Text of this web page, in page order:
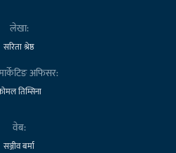
लेखा:
सरिता श्रेष्ठ
अफिसर:
तिम्सिना
वेब:
सञ्जीव बर्मा